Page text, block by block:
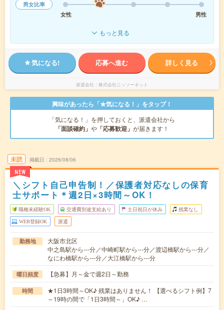
男女比率
女性
男性
もっと見る
気になる! 応募へ進む 詳しく見る
派遣会社 株式会社ニッソーネット
興味があったら「★気になる！」をタップ！
「気になる！」を押しておくと、派遣会社から
「面談確約」 や 「応募歓迎」 が届きます！
未読
NEW
掲載日 2026/08/06
＼シフト自己申告制！／保護者対応なしの保育
士サポート＊週2日×3時間～OK！
職種未経験OK 交通費別途支給あり 土日祝日が休み 残業なし
WEB登録OK 派遣
勤務地
大阪市北区
中之島駅から---分／中崎町駅から---分／渡辺橋駅から---分／
なにわ橋駅から---分／大江橋駅から---分
曜日頻度 【急募】月～金で週2日～勤務
時間
★1日3時間～OK♪ 残業はありません！ 【選べるシフト例】7
～19時の間で「1日3時間～」OK♪ …